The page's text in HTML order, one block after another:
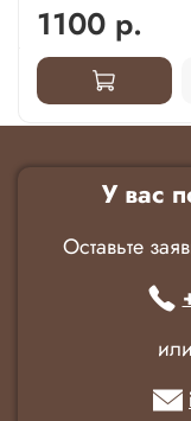
1100 р.
У вас
Оставьте